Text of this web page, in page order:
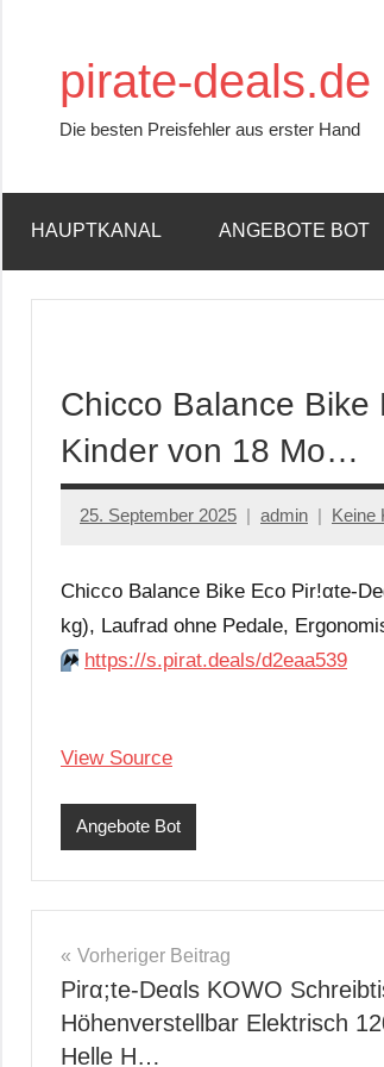
springenpirate-deals.de
Die besten Preisfehler aus erster Hand
HAUPTKANAL ANGEBOTE BOT
Chicco Balance
Kinder von 18 Mo…
25. September 2025 admin Keine
Chicco Balance Bike Eco Pir!αtе-
kg), Laufrad ohne Pedale,
⏩️ https://s.pirat.deals/d2eaa539
View Source
Angebote Bot
Beitragsnavigation
Vorheriger Beitrag
Pirα;tе-Dеαls KOWO
Höhenverstellbar Elektrisch
Helle H…